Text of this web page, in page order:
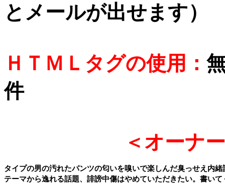
とメールが出せます）
ＨＴＭＬタグの使用：
件
＜オーナ
タイプの男の汚れたパンツの匂いを嗅いで楽しんだ臭っせえ内
テーマから逸れる話題、誹謗中傷はやめていただきたい。書い